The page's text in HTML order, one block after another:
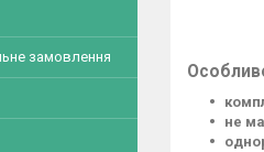
не
замовлення